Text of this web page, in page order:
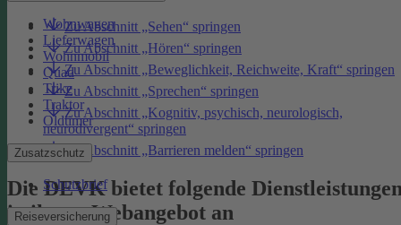
Wohnwagen
Lieferwagen
Wohnmobil
Quad
Trike
Traktor
Oldtimer
Zusatzschutz
Schutzbrief
Reiseversicherung
Zu Abschnitt „Sehen“ springen
Zu Abschnitt „Hören“ springen
Zu Abschnitt „Beweglichkeit, Reichweite, Kraft“ springen
Zu Abschnitt „Sprechen“ springen
Zu Abschnitt „Kognitiv, psychisch, neurologisch,
neurodivergent“ springen
Zu Abschnitt „Barrieren melden“ springen
Die DEVK bietet folgende
in ihrem Webangebot an